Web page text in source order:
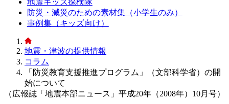
地震キッズ探検隊
防災・減災のための素材集（小学生のみ）
事例集（キッズ向け）
地震・津波の提供情報
コラム
「防災教育支援推進プログラム」（文部科学省）の開
始について
（広報誌「地震本部ニュース」平成20年（2008年）10月号）